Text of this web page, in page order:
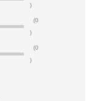
)
(0
)
(0
)